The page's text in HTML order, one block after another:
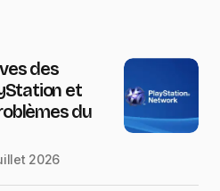
des
et
du
2026